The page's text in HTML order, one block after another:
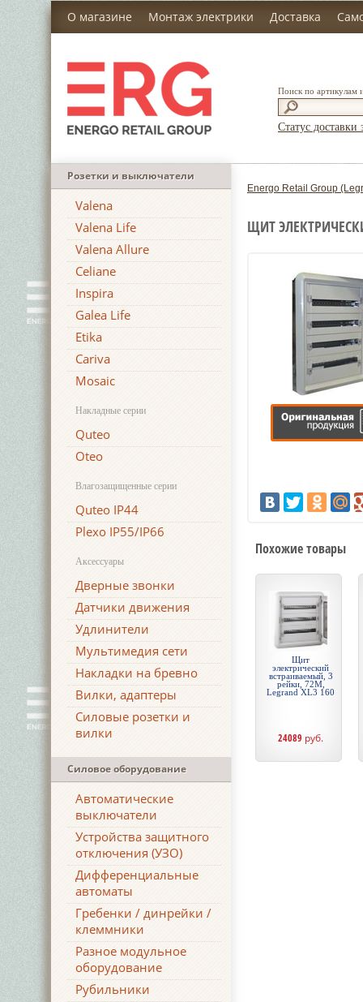
О магазине Монтаж электрики Доставка
Поиск по артикулам
Статус доставки
Розетки и выключатели
Valena
Valena Life
Valena Allure
Celiane
Inspira
Galea Life
Etika
Cariva
Mosaic
Накладные серии
Quteo
Oteo
Влагозащищенные серии
Quteo IP44
Plexo IP55/IP66
Аксессуары
Дверные звонки
Датчики движения
Удлинители
Мультимедия сети
Накладки на бревно
Вилки, адаптеры
Силовые розетки и
вилки
Силовое оборудование
Автоматические
выключатели
Устройства защитного
отключения (УЗО)
Дифференциальные
автоматы
Гребенки / динрейки /
клеммники
Разное модульное
оборудование
Рубильники
Energo Retail Group
ЩИТ
Похожие товары
Щит
электрический
встраиваемый, 3
рейки, 72М,
Legrand XL3 160
24089 руб.